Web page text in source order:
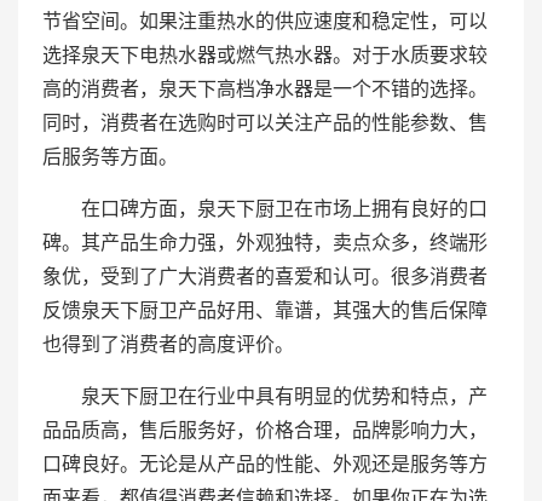
节省空间。如果注重热水的供应速度和稳定性，可以
选择泉天下电热水器或燃气热水器。对于水质要求较
高的消费者，泉天下高档净水器是一个不错的选择。
同时，消费者在选购时可以关注产品的性能参数、售
后服务等方面。
在口碑方面，泉天下厨卫在市场上拥有良好的口
碑。其产品生命力强，外观独特，卖点众多，终端形
象优，受到了广大消费者的喜爱和认可。很多消费者
反馈泉天下厨卫产品好用、靠谱，其强大的售后保障
也得到了消费者的高度评价。
泉天下厨卫在行业中具有明显的优势和特点，产
品品质高，售后服务好，价格合理，品牌影响力大，
口碑良好。无论是从产品的性能、外观还是服务等方